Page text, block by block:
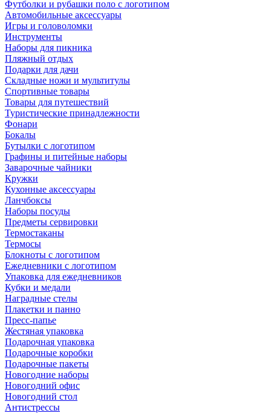
Футболки и рубашки поло с логотипом
Автомобильные аксессуары
Игры и головоломки
Инструменты
Наборы для пикника
Пляжный отдых
Подарки для дачи
Складные ножи и мультитулы
Спортивные товары
Товары для путешествий
Туристические принадлежности
Фонари
Бокалы
Бутылки с логотипом
Графины и питейные наборы
Заварочные чайники
Кружки
Кухонные аксессуары
Ланчбоксы
Наборы посуды
Предметы сервировки
Термостаканы
Термосы
Блокноты с логотипом
Ежедневники с логотипом
Упаковка для ежедневников
Кубки и медали
Наградные стелы
Плакетки и панно
Пресс-папье
Жестяная упаковка
Подарочная упаковка
Подарочные коробки
Подарочные пакеты
Новогодние наборы
Новогодний офис
Новогодний стол
Антистрессы